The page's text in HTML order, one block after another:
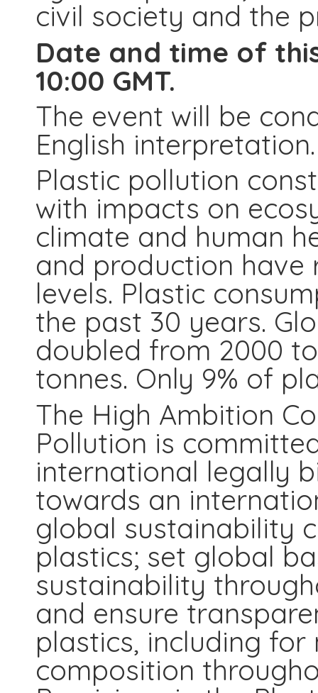
civil society and the
Date and time of
10:00 GMT.
The event will be
English interpretation.
Plastic pollution
with impacts on
climate and human
and production have
levels. Plastic
the past 30 years.
doubled from 2000
tonnes. Only 9% of
The High Ambition
Pollution is
international legally
towards an
global sustainability
plastics; set global
sustainability
and ensure
plastics, including
composition